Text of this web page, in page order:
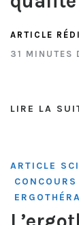
ARTICLE
31 MINUTES
LIRE LA
ARTICLE